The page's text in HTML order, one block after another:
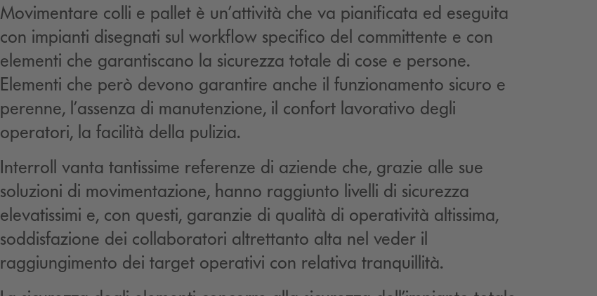
Movimentare colli e pallet è un’attività che va pianificata ed eseguita
con impianti disegnati sul workflow specifico del committente e con
elementi che garantiscano la sicurezza totale di cose e persone.
Elementi che però devono garantire anche il funzionamento sicuro e
perenne, l’assenza di manutenzione, il confort lavorativo degli
operatori, la facilità della pulizia.
Interroll vanta tantissime referenze di aziende che, grazie alle sue
soluzioni di movimentazione, hanno raggiunto livelli di sicurezza
elevatissimi e, con questi, garanzie di qualità di operatività altissima,
soddisfazione dei collaboratori altrettanto alta nel veder il
raggiungimento dei target operativi con relativa tranquillità.